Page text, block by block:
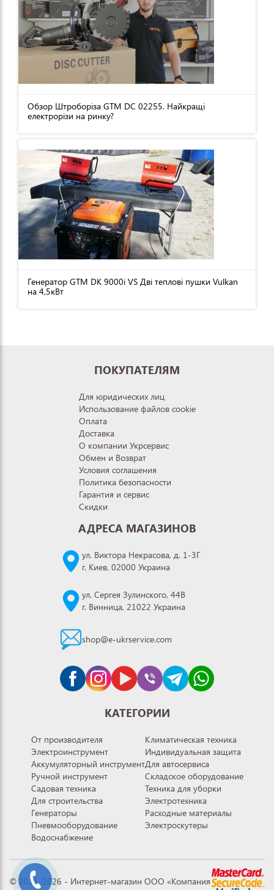
Обзор Штроборіза GTM DC 02255. Найкращі
електрорізи на ринку?
Генератор GTM DK 9000i VS Дві теплові пушки Vulkan
на 4,5кВт
ПОКУПАТЕЛЯМ
Для юридических лиц
Использование файлов cookie
Оплата
Доставка
О компании Укрсервис
Обмен и Возврат
Условия соглашения
Политика безопасности
Гарантия и сервис
Скидки
АДРЕСА МАГАЗИНОВ
ул. Виктора Некрасова, д. 1-3Г
г. Киев, 02000 Украина
ул. Сергея Зулинского, 44В
г. Винница, 21022 Украина
shop@e-ukrservice.com
КАТЕГОРИИ
От производителя
Электроинструмент
Аккумуляторный инструмент
Ручной инструмент
Садовая техника
Для строительства
Генераторы
Пневмооборудование
Водоснабжение
Климатическая техника
Индивидуальная защита
Для автосервиса
Складское оборудование
Техника для уборки
Электротехника
Расходные материалы
Электроскутеры
© 2011-2026 - Интернет-магазин ООО «Компания